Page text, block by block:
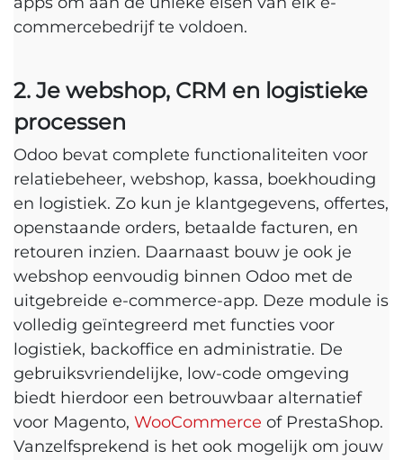
commercebedrijf te voldoen.
​2. Je webshop, CRM en logistieke
processen
Odoo bevat complete functionaliteiten voor
relatiebeheer, webshop, kassa, boekhouding
en logistiek. Zo kun je klantgegevens, offertes,
openstaande orders, betaalde facturen, en
retouren inzien. Daarnaast bouw je ook je
webshop eenvoudig binnen Odoo met de
uitgebreide e-commerce-app. Deze module is
volledig geïntegreerd met functies voor
logistiek, backoffice en administratie. De
gebruiksvriendelijke, low-code omgeving
biedt hierdoor een betrouwbaar alternatief
voor Magento, WooCommerce of PrestaShop.
Vanzelfsprekend is het ook mogelijk om jouw